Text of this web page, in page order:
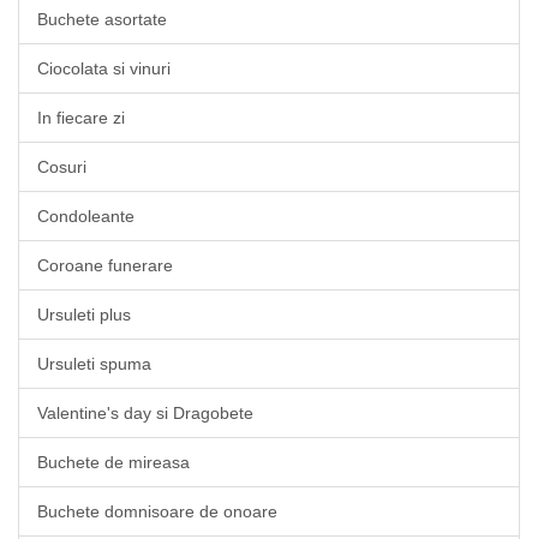
Buchete asortate
Ciocolata si vinuri
In fiecare zi
Cosuri
Condoleante
Coroane funerare
Ursuleti plus
Ursuleti spuma
Valentine's day si Dragobete
Buchete de mireasa
Buchete domnisoare de onoare